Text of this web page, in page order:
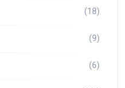
(18)
(9)
(6)